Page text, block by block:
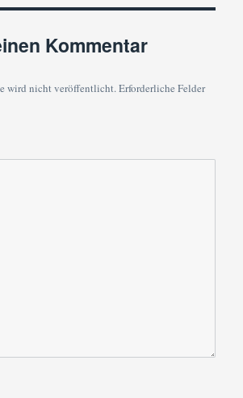
Kommentar
wird nicht veröffentlicht.Erforderliche Felder